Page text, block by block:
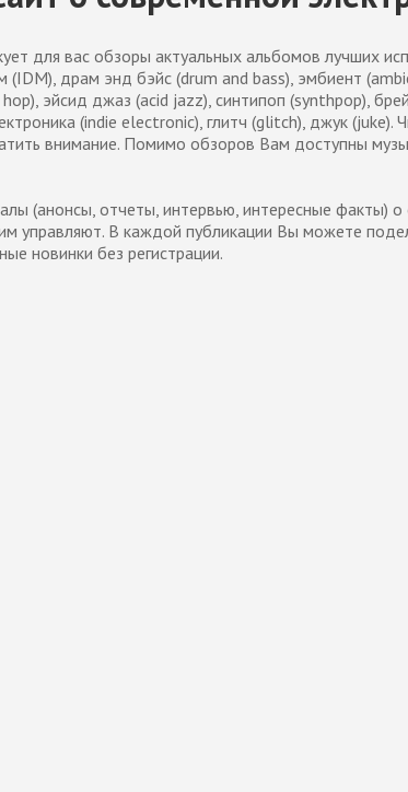
для вас обзоры актуальных альбомов лучших
драм энд бэйс (drum and bass), эмбиент
эйсид джаз (acid jazz), синтипоп (synthpop),
(indie electronic), глитч (glitch), джук (juke).
внимание. Помимо обзоров Вам доступны
(анонсы, отчеты, интервью, интересные факты)
управляют. В каждой публикации Вы можете
новинки без регистрации.